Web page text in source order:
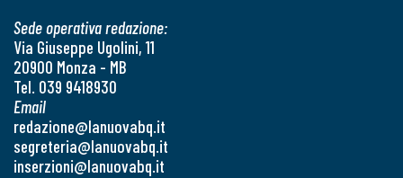
Sede operativa redazione:
Via Giuseppe Ugolini, 11
20900 Monza - MB
Tel. 039 9418930
Email
redazione@lanuovabq.it
segreteria@lanuovabq.it
inserzioni@lanuovabq.it